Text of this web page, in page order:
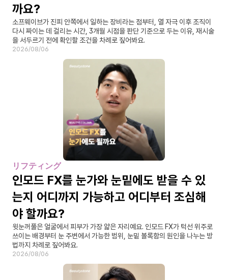
까요?
소프웨이브가 진피 안쪽에서 일하는 장비라는 점부터, 열 자극 이후 조직이
다시 짜이는 데 걸리는 시간, 3개월 시점을 판단 기준으로 두는 이유, 재시술
을 서두르기 전에 확인할 조건을 차례로 짚어봐요.
2026/08/06
リフティング
인모드 FX를 눈가와 눈밑에도 받을 수 있
는지 어디까지 가능하고 어디부터 조심해
야 할까요?
윗눈꺼풀은 얼굴에서 피부가 가장 얇은 자리예요. 인모드 FX가 턱선 위주로
쓰이는 배경부터 눈 주변에서 가능한 범위, 눈밑 볼록함의 원인을 나누는 방
법까지 차례로 짚어봐요.
2026/08/06